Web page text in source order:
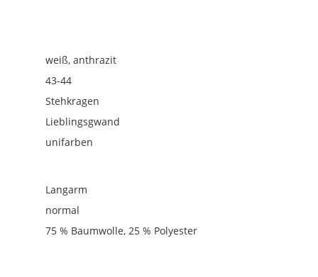
weiß, anthrazit
43-44
Stehkragen
Lieblingsgwand
unifarben
Langarm
normal
75 % Baumwolle, 25 % Polyester